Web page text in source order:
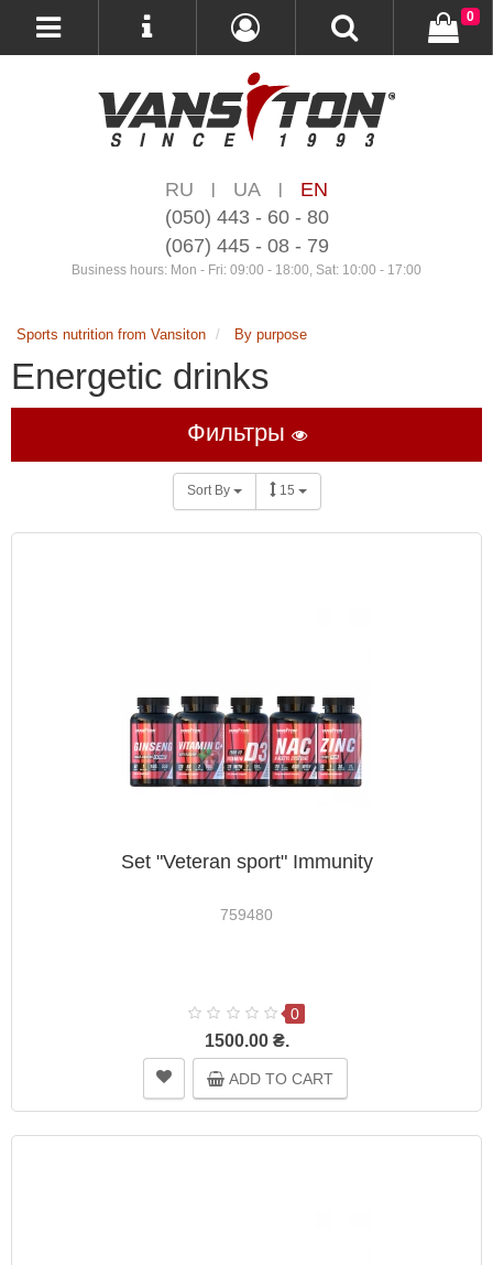
RU | UA |
EN
(050) 443 - 60 - 80
(067) 445 - 08 - 79
Business hours: Mon - Fri: 09:00 - 18:00, Sat: 10:00 - 17:00
0
Sports nutrition from Vansiton By purpose
Energetic drinks
Фильтры
Sort By 15
Set "Veteran sport" Immunity
759480
0
1500.00 ₴.
ADD TO CART